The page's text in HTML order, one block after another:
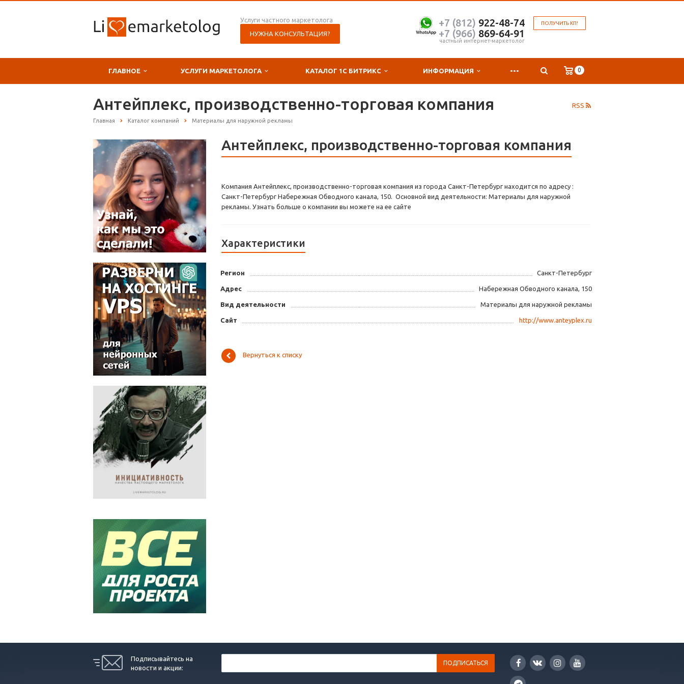
Услуги частного маркетолога
НУЖНА КОНСУЛЬТАЦИЯ?
ПОЛУЧИТЬ КП!
+7 (812) 922-48-74
+7 (966) 869-64-91
частный интернет-маркетолог
ГЛАВНОЕ УСЛУГИ МАРКЕТОЛОГА КАТАЛОГ 1С БИТРИКС ИНФОРМАЦИЯ ... 0
RSS
Антейплекс, производственно-торговая компания
Главная Каталог компаний Материалы для наружной рекламы
Антейплекс, производственно-торговая компания
Компания Антейплекс, производственно-торговая компания из города Санкт-Петербург находится по адресу :
Санкт-Петербург Набережная Обводного канала, 150. Основной вид деятельности: Материалы для наружной
рекламы. Узнать больше о компании вы можете на ее сайте
Характеристики
Регион Санкт-Петербург
Адрес Набережная Обводного канала, 150
Вид деятельности Материалы для наружной рекламы
Сайт http://www.anteyplex.ru
Вернуться к списку
Подписывайтесь на
новости и акции: